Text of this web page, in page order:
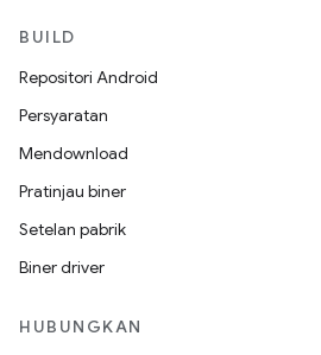
BUILD
Repositori Android
Persyaratan
Mendownload
Pratinjau biner
Setelan pabrik
Biner driver
HUBUNGKAN